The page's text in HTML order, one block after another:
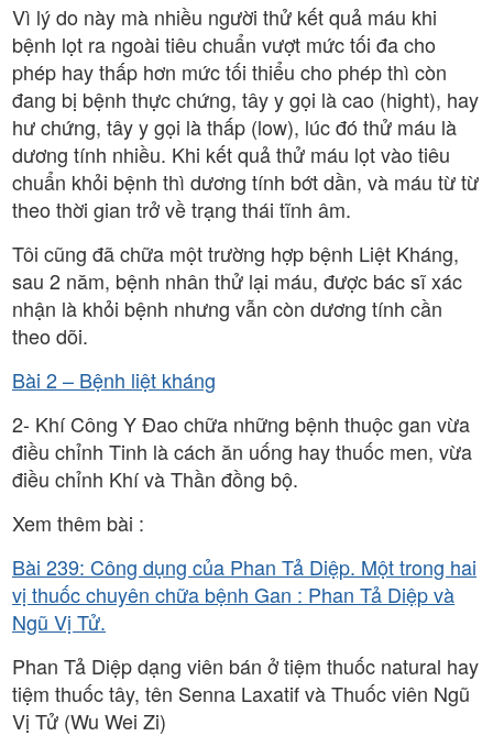
Vì lý do này mà nhiều người thử kết quả máu khi
bệnh lọt ra ngoài tiêu chuẩn vượt mức tối đa cho
phép hay thấp hơn mức tối thiểu cho phép thì còn
đang bị bệnh thực chứng, tây y gọi là cao (hight), hay
hư chứng, tây y gọi là thấp (low), lúc đó thử máu là
dương tính nhiều. Khi kết quả thử máu lọt vào tiêu
chuẩn khỏi bệnh thì dương tính bớt dần, và máu từ từ
theo thời gian trở về trạng thái tĩnh âm.
Tôi cũng đã chữa một trường hợp bệnh Liệt Kháng,
sau 2 năm, bệnh nhân thử lại máu, được bác sĩ xác
nhận là khỏi bệnh nhưng vẫn còn dương tính cần
theo dõi.
Bài 2 – Bệnh liệt kháng
2- Khí Công Y Đao chữa những bệnh thuộc gan vừa
điều chỉnh Tinh là cách ăn uống hay thuốc men, vừa
điều chỉnh Khí và Thần đồng bộ.
Xem thêm bài :
Bài 239: Công dụng của Phan Tả Diệp. Một trong hai
vị thuốc chuyên chữa bệnh Gan : Phan Tả Diệp và
Ngũ Vị Tử.
Phan Tả Diệp dạng viên bán ở tiệm thuốc natural hay
tiệm thuốc tây, tên Senna Laxatif và Thuốc viên Ngũ
Vị Tử (Wu Wei Zi)